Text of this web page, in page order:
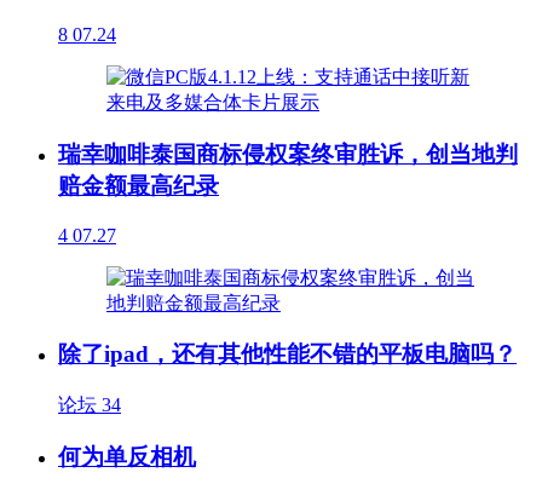
8 07.24
瑞幸咖啡泰国商标侵权案终审胜诉，创当地判
赔金额最高纪录
4 07.27
除了ipad，还有其他性能不错的平板电脑吗？
论坛 34
何为单反相机